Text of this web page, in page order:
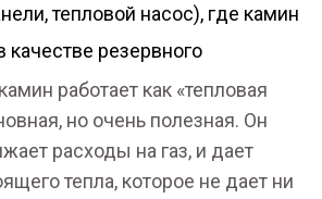
тепловой насос), где камин
качестве резервного
работает как «тепловая
но очень полезная. Он
расходы на газ, и дает
тепла, которое не дает ни